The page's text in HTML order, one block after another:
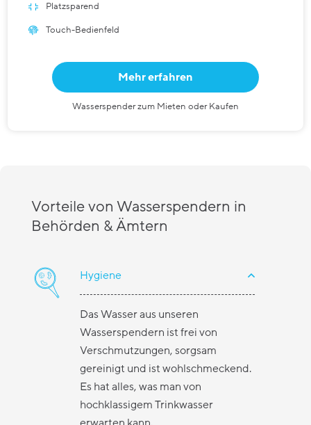
Platzsparend
Touch-Bedienfeld
Mehr erfahren
Wasserspender zum Mieten oder Kaufen
Vorteile von Wasserspendern in
Behörden & Ämtern
Hygiene
Das Wasser aus unseren
Wasserspendern ist frei von
Verschmutzungen, sorgsam
gereinigt und ist wohlschmeckend.
Es hat alles, was man von
hochklassigem Trinkwasser